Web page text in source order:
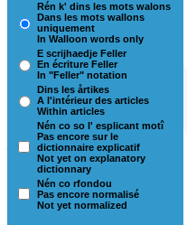
Rén k' dins les mots walons
Dans les mots wallons
uniquement
In Walloon words only
E scrijhaedje Feller
En écriture Feller
In "Feller" notation
Dins les årtikes
A l'intérieur des articles
Within articles
Nén co so l' esplicant motî
Pas encore sur le
dictionnaire explicatif
Not yet on explanatory
dictionnary
Nén co rfondou
Pas encore normalisé
Not yet normalized